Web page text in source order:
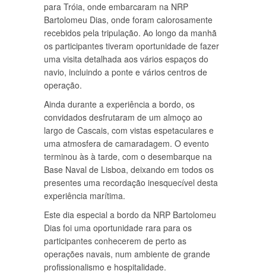
para Tróia, onde embarcaram na NRP
Bartolomeu Dias, onde foram calorosamente
recebidos pela tripulação. Ao longo da manhã
os participantes tiveram oportunidade de fazer
uma visita detalhada aos vários espaços do
navio, incluindo a ponte e vários centros de
operação.
Ainda durante a experiência a bordo, os
convidados desfrutaram de um almoço ao
largo de Cascais, com vistas espetaculares e
uma atmosfera de camaradagem. O evento
terminou às à tarde, com o desembarque na
Base Naval de Lisboa, deixando em todos os
presentes uma recordação inesquecível desta
experiência marítima.
Este dia especial a bordo da NRP Bartolomeu
Dias foi uma oportunidade rara para os
participantes conhecerem de perto as
operações navais, num ambiente de grande
profissionalismo e hospitalidade.